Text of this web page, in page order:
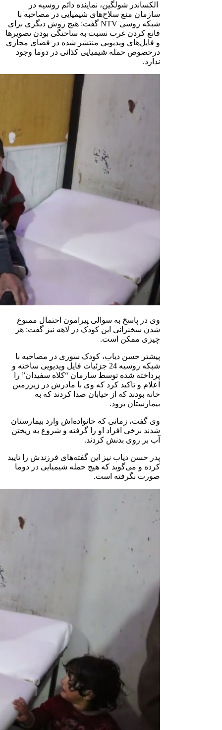
الکساندر شولگین، نماینده دائم روسیه در
سازمان منع سلاح‌های شیمیایی در مصاحبه با
شبکه روسی NTVگفت: هیچ روش دیگری برای
قانع کردن غرب نسبت به ساختگی بودن تصویرها
و فایل‌های ویدیویی منتشر شده در فضای مجازی
درخصوص حمله شیمیایی کذائی در دوما وجود
ندارد.
وی در پاسخ به سوالی پیرامون احتمال ممنوع
شدن سخنرانی این کودک در لاهه نیز گفت: هر
چیزی ممکن است.
پیشتر حسن دیاب، کودک سوری در مصاحبه با
شبکه روسیه 24 جزئیات فایل ویدیویی ساخته و
پرداخته شده توسط سازمان “کلاه سفیدان” را
اعلام و تاکید کرد که وی با مادرش در زیرزمین
خانه بودند که از خیابان صدا کردند که به
بیمارستان برود.
وی گفت، زمانی که خانواده‌اش وارد بیمارستان
شدند برخی افراد او را گرفته و شروع به ریختن
آب بر روی بدنش کردند.
پدر حسن دیاب نیز این گفته‌های فرزندش را تایید
کرده و می‌گوید که هیچ حمله شیمیایی در دوما
صورت نگرفته است.